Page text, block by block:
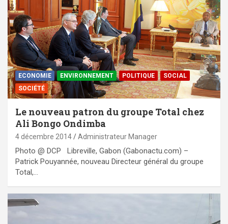
ECONOMIE ENVIRONNEMENT POLITIQUE
SOCIAL
SOCIÉTÉ
Le nouveau patron du groupe Total chez
Ali Bongo Ondimba
4 décembre 2014 Administrateur Manager
Photo @ DCP Libreville, Gabon (Gabonactu.com) –
Patrick Pouyannée, nouveau Directeur général du groupe
Total,…